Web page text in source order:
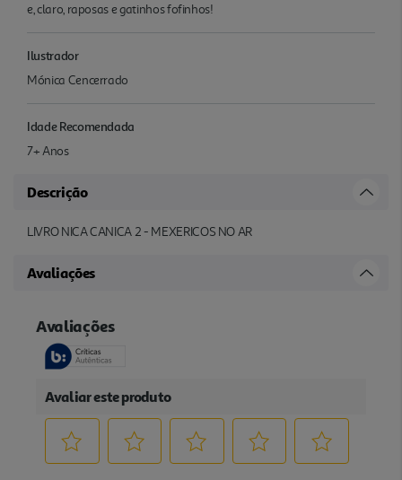
e, claro, raposas e gatinhos fofinhos!
Ilustrador
Mónica Cencerrado
Idade Recomendada
7+ Anos
Descrição
LIVRO NICA CANICA 2 - MEXERICOS NO AR
Avaliações